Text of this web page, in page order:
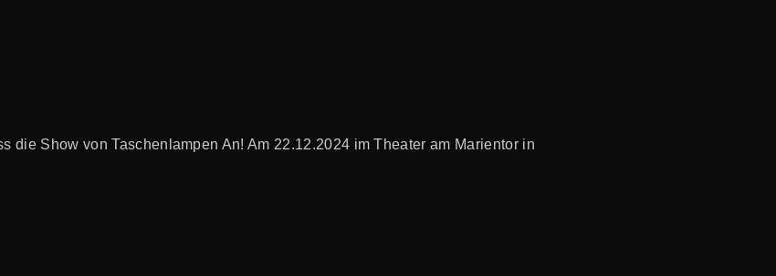
die Show von Taschenlampen An! Am 22.12.2024 im Theater am Marientor in